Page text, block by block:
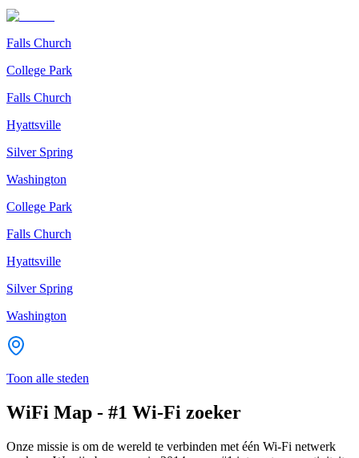
Falls Church
College Park
Falls Church
Hyattsville
Silver Spring
Washington
College Park
Falls Church
Hyattsville
Silver Spring
Washington
Toon alle steden
WiFi Map - #1 Wi-Fi zoeker
Onze missie is om de wereld te verbinden met één Wi-Fi netwerk